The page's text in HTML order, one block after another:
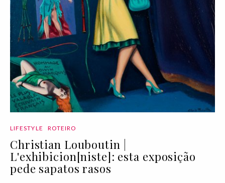
LIFESTYLE ROTEIRO
Christian Louboutin |
L'exhibicion[niste]: esta exposição
pede sapatos rasos